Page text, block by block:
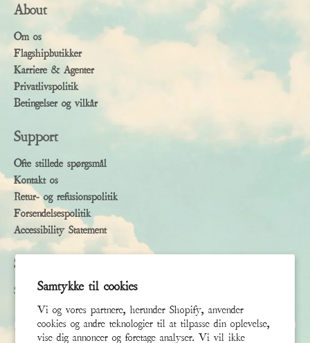
Samtykke til cookies
Vi og vores partnere, herunder Shopify, anvender
cookies og andre teknologier til at tilpasse din oplevelse,
vise dig annoncer og foretage analyser. Vi vil ikke
About
Om os
Flagshipbutikker
Karriere & Agenter
Privatlivspolitik
Betingelser og vilkår
Support
Ofte stillede spørgsmål
Kontakt os
Retur- og refusionspolitik
Forsendelsespolitik
Accessibility Statement
Subscribe
Sign up to receive the latest news & connect with your stylist
Fornavn